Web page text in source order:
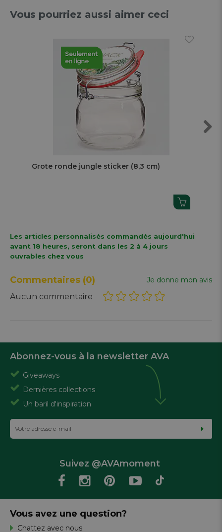
Vous pourriez aussi aimer ceci
Grote ronde jungle sticker (8,3 cm)
Les articles personnalisés commandés aujourd'hui
avant 18 heures, seront dans les 2 à 4 jours
ouvrables chez vous
Commentaires (0) Je donne mon avis
Aucun commentaire
Abonnez-vous à la newsletter AVA
Giveaways
Dernières collections
Un baril d'inspiration
Suivez @AVAmoment
Vous avez une question?
Chattez avec nous